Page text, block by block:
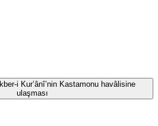
i Kur’ânî’nin Kastamonu havâlisine
ulaşması